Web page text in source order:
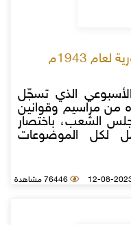
1943م
الذي تسجّل
من مراسيم وقوانين
الشعب، باختصار
لكل الموضوعات
76446 مشاهدة